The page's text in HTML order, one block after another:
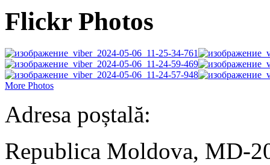
Flickr Photos
More Photos
Adresa poștală:
Republica Moldova, MD-